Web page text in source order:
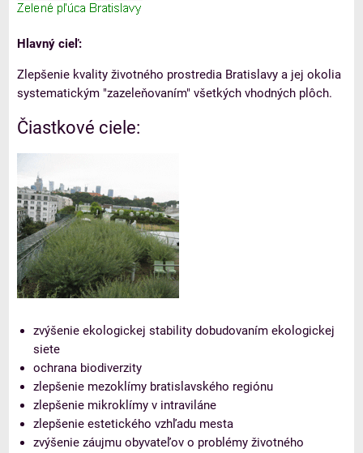
Hlavný cieľ:
Zlepšenie kvality životného prostredia Bratislavy a jej okolia
systematickým "zazeleňovaním" všetkých vhodných plôch.
Čiastkové ciele:
zvýšenie ekologickej stability dobudovaním ekologickej
siete
ochrana biodiverzity
zlepšenie mezoklímy bratislavského regiónu
zlepšenie mikroklímy v intraviláne
zlepšenie estetického vzhľadu mesta
zvýšenie záujmu obyvateľov o problémy životného